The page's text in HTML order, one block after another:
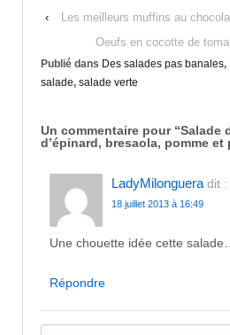
‹
Les meilleurs muffins au
Oeufs en cocotte de
Publié dans Des salades pas banales,
salade, salade verte
Un commentaire pour “Salade
d’épinard, bresaola, pomme et
LadyMilonguera dit :
18 juillet 2013 à 16:49
Une chouette idée cette
Répondre